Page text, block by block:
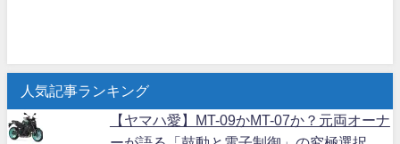
人気記事ランキング
【ヤマハ愛】MT-09かMT-07か？元両オーナ